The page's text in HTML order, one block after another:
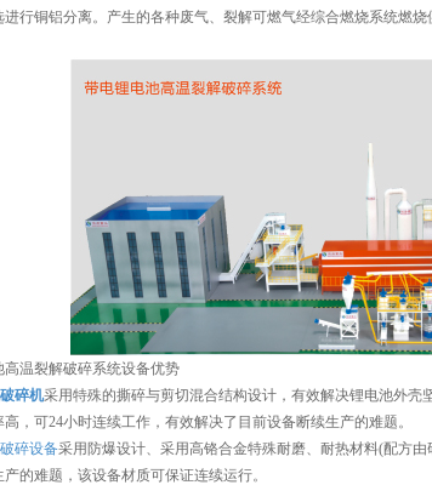
进行铜铝分离。产生的各种废气、裂解可燃气经综合燃烧系统燃
高温裂解破碎系统设备优势
碎机采用特殊的撕碎与剪切混合结构设计，有效解决锂电池外壳
，可24小时连续工作，有效解决了目前设备断续生产的难题。
碎设备采用防爆设计、采用高铬合金特殊耐磨、耐热材料(配方
的难题，该设备材质可保证连续运行。